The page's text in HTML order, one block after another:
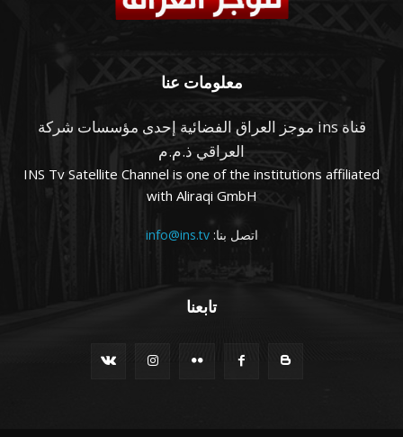
معلومات عنا
قناة ins موجز العراق الفضائية إحدى مؤسسات شركة
العراقي ذ.م.م
INS Tv Satellite Channel is one of the institutions affiliated
with Aliraqi GmbH
اتصل بنا:info@ins.tv
تابعنا